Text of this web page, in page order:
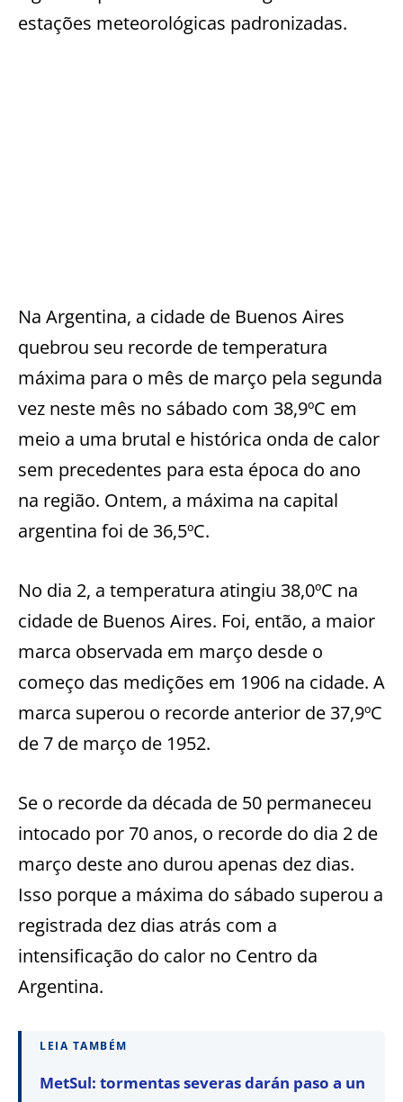
estações meteorológicas padronizadas.
Na Argentina, a cidade de Buenos Aires
quebrou seu recorde de temperatura
máxima para o mês de março pela segunda
vez neste mês no sábado com 38,9ºC em
meio a uma brutal e histórica onda de calor
sem precedentes para esta época do ano
na região. Ontem, a máxima na capital
argentina foi de 36,5ºC.
No dia 2, a temperatura atingiu 38,0ºC na
cidade de Buenos Aires. Foi, então, a maior
marca observada em março desde o
começo das medições em 1906 na cidade. A
marca superou o recorde anterior de 37,9ºC
de 7 de março de 1952.
Se o recorde da década de 50 permaneceu
intocado por 70 anos, o recorde do dia 2 de
março deste ano durou apenas dez dias.
Isso porque a máxima do sábado superou a
registrada dez dias atrás com a
intensificação do calor no Centro da
Argentina.
LEIA TAMBÉM
MetSul: tormentas severas darán paso a un